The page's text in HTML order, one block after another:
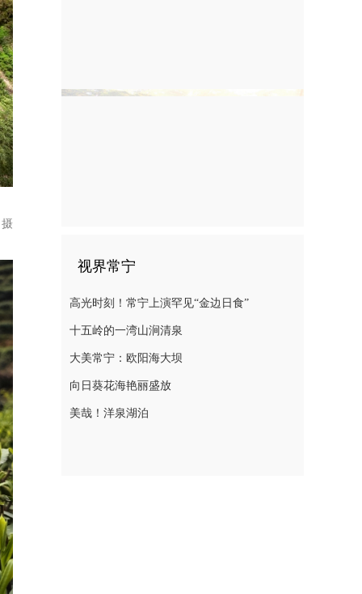
视界常宁
高光时刻！常宁上演罕见“金边日食”
十五岭的一湾山涧清泉
大美常宁：欧阳海大坝
向日葵花海艳丽盛放
美哉！洋泉湖泊